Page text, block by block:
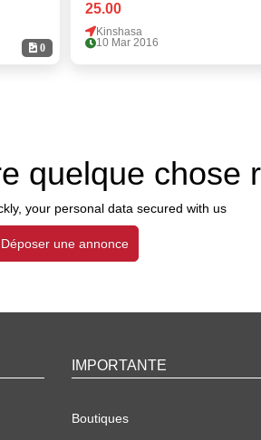
0
25.00
Kinshasa
10 Mar 2016
quelque chose
your personal data secured with us
Déposer une annonce
IMPORTANTE
Boutiques